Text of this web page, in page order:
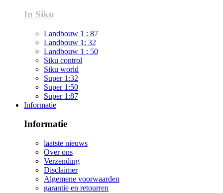
In Siku
Landbouw 1 : 87
Landbouw 1: 32
Landbouw 1 : 50
Siku control
Siku world
Super 1:32
Super 1:50
Super 1:87
Informatie
Informatie
laatste nieuws
Over ons
Verzending
Disclaimer
Algemene voorwaarden
garantie en retourren